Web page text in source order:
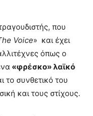
που
Voice» και έχει
όπως ο
«φρέσκο» λαϊκό
το συνθετικό του
και τους στίχους.